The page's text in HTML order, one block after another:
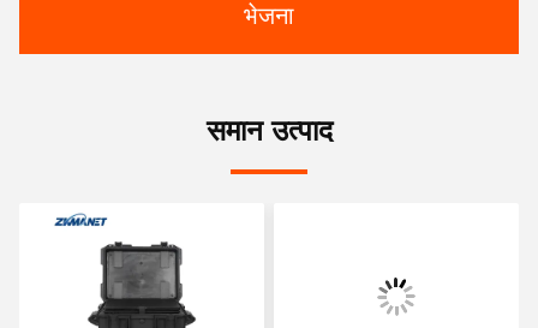
भेजना
समान उत्पाद